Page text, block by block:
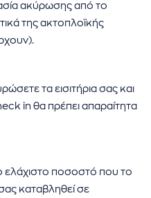
ακύρωσης από το
της ακτοπλοϊκής
τα εισιτήρια σας και
in θα πρέπει απαραίτητα
ελάχιστο ποσοστό που το
σας καταβληθεί σε